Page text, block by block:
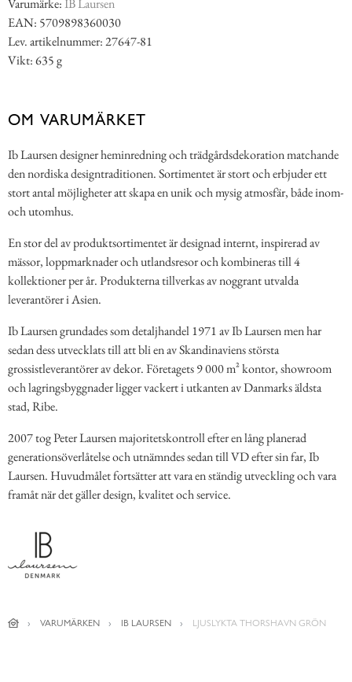
Varumärke:IB Laursen
EAN: 5709898360030
Lev. artikelnummer: 27647-81
Vikt: 635 g
OM VARUMÄRKET
Ib Laursen designer heminredning och trädgårdsdekoration matchande
den nordiska designtraditionen. Sortimentet är stort och erbjuder ett
stort antal möjligheter att skapa en unik och mysig atmosfär, både inom-
och utomhus.
En stor del av produktsortimentet är designad internt, inspirerad av
mässor, loppmarknader och utlandsresor och kombineras till 4
kollektioner per år. Produkterna tillverkas av noggrant utvalda
leverantörer i Asien.
Ib Laursen grundades som detaljhandel 1971 av Ib Laursen men har
sedan dess utvecklats till att bli en av Skandinaviens största
grossistleverantörer av dekor. Företagets 9 000 m² kontor, showroom
och lagringsbyggnader ligger vackert i utkanten av Danmarks äldsta
stad, Ribe.
2007 tog Peter Laursen majoritetskontroll efter en lång planerad
generationsöverlåtelse och utnämndes sedan till VD efter sin far, Ib
Laursen. Huvudmålet fortsätter att vara en ständig utveckling och vara
framåt när det gäller design, kvalitet och service.
VARUMÄRKEN IB LAURSEN LJUSLYKTA THORSHAVN GRÖN